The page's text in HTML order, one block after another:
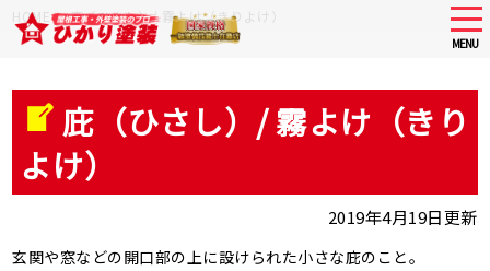
Skip
to
MENU
HOME >庇（ひさし）/ 霧よけ（きりよけ）
庇（ひさし）/ 霧よけ（きり
よけ）
2019年4月19日更新
玄関や窓などの開口部の上に設けられた小さな庇のこと。